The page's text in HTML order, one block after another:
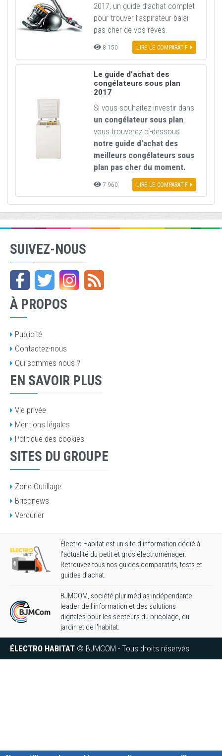
2017, un guide d’achat complet
pour trouver l’aspirateur-balai
pas cher de vos rêves.
8 150 LIRE LE COMPARATIF
Le guide d'achat des
congélateurs sous plan
2017
Si vous souhaitez investir dans
un congélateur sous plan,
vous trouverez ci-dessous
notre guide d'achat des
meilleurs congélateurs sous
plan pas cher du moment.
7 960 LIRE LE COMPARATIF
SUIVEZ-NOUS
À PROPOS
Publicité
Contactez-nous
Qui sommes nous ?
EN SAVOIR PLUS
Vie privée
Mentions légales
Politique des cookies
SITES DU GROUPE
Zone Outillage
Briconews
Verdurier
Électro Habitat est un site d’information dédié à
l’actualité du petit et gros électroménager.
Retrouvez tous nos guides comparatifs, tests et
guides d’achat.
BJMCOM, société plurimédias indépendante
leader de l'information et des solutions
digitales pour les secteurs du bricolage, du
jardin et de l'habitat.
ÉLECTRO HABITAT © BJMCOM - Tous droits réservés